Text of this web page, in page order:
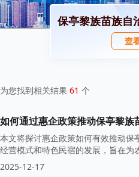
查
为您找到相关结果 61 个
如何通过惠企政策推动保亭黎族
本文将探讨惠企政策如何有效推动
经营模式和特色民宿的发展，旨在
利用与可持续发展。
2025-12-17